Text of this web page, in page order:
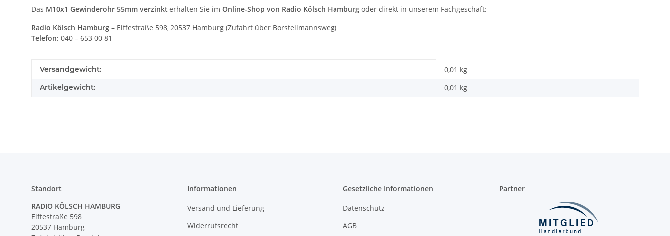
Das M10x1 Gewinderohr 55mm verzinkt erhalten Sie im Online-Shop von Radio Kölsch Hamburg oder direkt in unserem Fachgeschäft:
Radio Kölsch Hamburg – Eiffestraße 598, 20537 Hamburg (Zufahrt über Borstellmannsweg)
Telefon: 040 – 653 00 81
Produkteigenschaft
Wert
Versandgewicht: 0,01 kg
Artikelgewicht: 0,01 kg
Standort
RADIO KÖLSCH HAMBURG
Eiffestraße 598
20537 Hamburg
Informationen
Versand und Lieferung
Widerrufsrecht
Gesetzliche Informationen
Datenschutz
AGB
Partner